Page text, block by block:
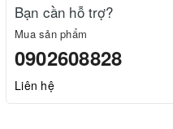
Bạn cần hỗ trợ?
Mua sản phẩm
0902608828
Liên hệ